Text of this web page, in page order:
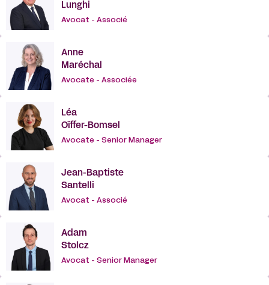
Lunghi
Avocat - Associé
Anne
Maréchal
Avocate - Associée
Léa
Oïffer-Bomsel
Avocate - Senior Manager
Jean-Baptiste
Santelli
Avocat - Associé
Adam
Stolcz
Avocat - Senior Manager